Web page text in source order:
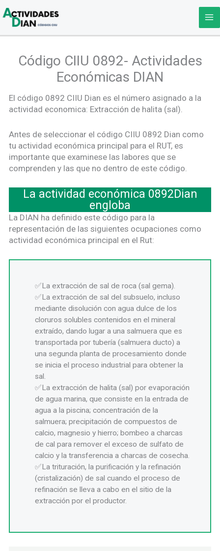
al
contenido
Código CIIU 0892- Actividades
Económicas DIAN
El código 0892 CIIU Dian es el número asignado a la
actividad economica: Extracción de halita (sal).
Antes de seleccionar el código CIIU 0892 Dian como
tu actividad económica principal para el RUT, es
importante que examinese las labores que se
comprenden y las que no dentro de este código.
La actividad económica 0892Dian
engloba
La DIAN ha definido este código para la
representación de las siguientes ocupaciones como
actividad económica principal en el Rut:
La extracción de sal de roca (sal gema).
La extracción de sal del subsuelo, incluso
mediante disolución con agua dulce de los
cloruros solubles contenidos en el mineral
extraído, dando lugar a una salmuera que es
transportada por tubería (salmuera ducto) a
una segunda planta de procesamiento donde
se inicia el proceso industrial para obtener la
sal.
La extracción de halita (sal) por evaporación
de agua marina, que consiste en la entrada de
agua a la piscina; concentración de la
salmuera; precipitación de compuestos de
calcio, magnesio y hierro; bombeo a charcas
de cal para remover el exceso de sulfato de
calcio y la transferencia a charcas de cosecha.
La trituración, la purificación y la refinación
(cristalización) de sal cuando el proceso de
refinación se lleva a cabo en el sitio de la
extracción por el productor.